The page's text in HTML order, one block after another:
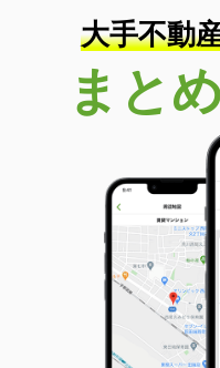
大手不動
まと